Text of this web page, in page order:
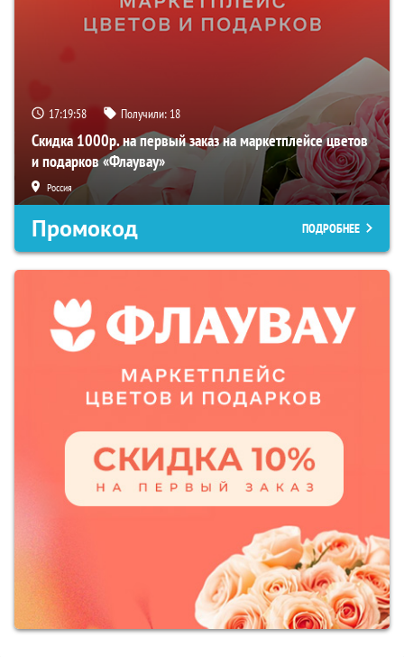
17:19:57 Получили: 18
Скидка 1000р. на первый заказ на маркетплейсе цветов
и подарков «Флаувау»
Россия
Промокод ПОДРОБНЕЕ